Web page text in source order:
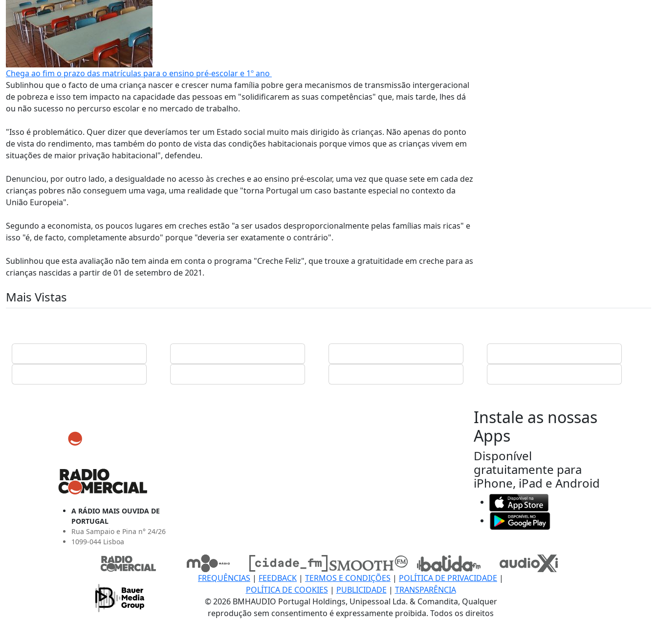
Chega ao fim o prazo das matrículas para o ensino pré-escolar e 1º ano
Sublinhou que o facto de uma criança nascer e crescer numa família pobre gera mecanismos de transmissão intergeracional
de pobreza e isso tem impacto na capacidade das pessoas em "solidificarem as suas competências" que, mais tarde, lhes dá
ou não sucesso no percurso escolar e no mercado de trabalho.
"Isso é problemático. Quer dizer que deveríamos ter um Estado social muito mais dirigido às crianças. Não apenas do ponto
de vista do rendimento, mas também do ponto de vista das condições habitacionais porque vimos que as crianças vivem em
situações de maior privação habitacional", defendeu.
Denunciou, por outro lado, a desigualdade no acesso às creches e ao ensino pré-escolar, uma vez que quase sete em cada dez
crianças pobres não conseguem uma vaga, uma realidade que "torna Portugal um caso bastante especial no contexto da
União Europeia".
Segundo a economista, os poucos lugares em creches estão "a ser usados desproporcionalmente pelas famílias mais ricas" e
isso "é, de facto, completamente absurdo" porque "deveria ser exatamente o contrário".
Sublinhou que esta avaliação não tem ainda em conta o programa "Creche Feliz", que trouxe a gratuitidade em creche para as
crianças nascidas a partir de 01 de setembro de 2021.
Mais Vistas
A RÁDIO MAIS OUVIDA DE
PORTUGAL
Rua Sampaio e Pina n° 24/26
1099-044 Lisboa
Instale as nossas
Apps
Disponível
gratuitamente para
iPhone, iPad e Android
FREQUÊNCIAS | FEEDBACK | TERMOS E CONDIÇÕES | POLÍTICA DE PRIVACIDADE |
POLÍTICA DE COOKIES | PUBLICIDADE | TRANSPARÊNCIA
© 2026 BMHAUDIO Portugal Holdings, Unipessoal Lda. & Comandita, Qualquer
reprodução sem consentimento é expressamente proibida. Todos os direitos